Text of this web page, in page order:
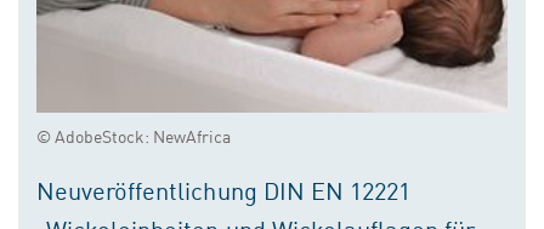
© AdobeStock: NewAfrica
Neuveröffentlichung DIN EN 12221